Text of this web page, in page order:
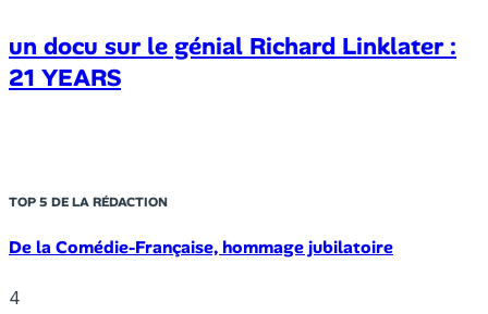
un docu sur le génial Richard Linklater :
21 YEARS
TOP 5 DE LA RÉDACTION
De la Comédie-Française, hommage jubilatoire
4